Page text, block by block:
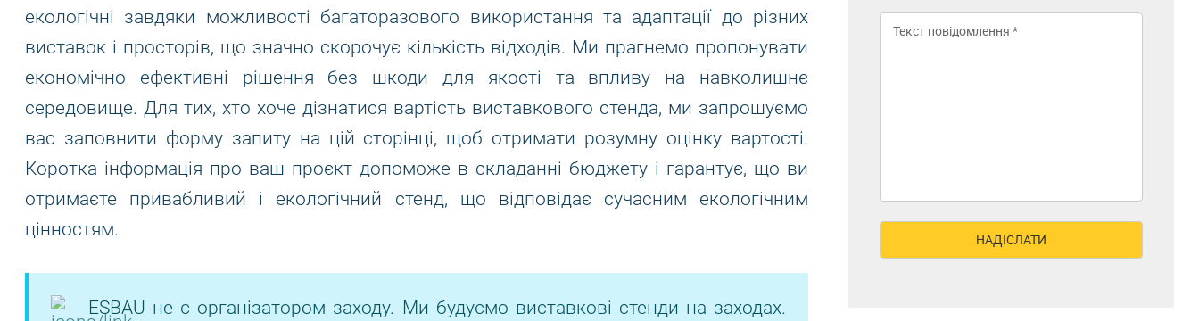
екологічні завдяки можливості багаторазового використання та адаптації до різних
виставок і просторів, що значно скорочує кількість відходів. Ми прагнемо пропонувати
економічно ефективні рішення без шкоди для якості та впливу на навколишнє
середовище. Для тих, хто хоче дізнатися вартість виставкового стенда, ми запрошуємо
вас заповнити форму запиту на цій сторінці, щоб отримати розумну оцінку вартості.
Коротка інформація про ваш проєкт допоможе в складанні бюджету і гарантує, що ви
отримаєте привабливий і екологічний стенд, що відповідає сучасним екологічним
цінностям.
ESBAU не є організатором заходу. Ми будуємо виставкові стенди на заходах.